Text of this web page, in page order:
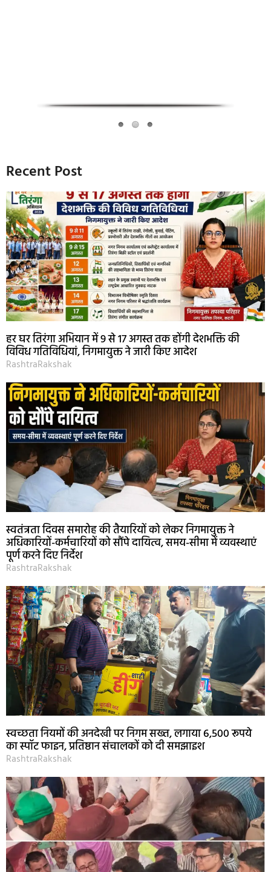
Recent Post
हर घर तिरंगा अभियान में 9 से 17 अगस्त तक होंगी देशभक्ति की
विविध गतिविधियां, निगमायुक्त ने जारी किए आदेश
RashtraRakshak
स्वतंत्रता दिवस समारोह की तैयारियों को लेकर निगमायुक्त ने
अधिकारियों-कर्मचारियों को सौंपे दायित्व, समय-सीमा में व्यवस्थाएं
पूर्ण करने दिए निर्देश
RashtraRakshak
स्वच्छता नियमों की अनदेखी पर निगम सख्त, लगाया 6,500 रूपये
का स्पॉट फाइन, प्रतिष्ठान संचालकों को दी समझाइश
RashtraRakshak